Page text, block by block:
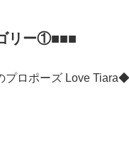
リー①■■■
ロポーズ Love